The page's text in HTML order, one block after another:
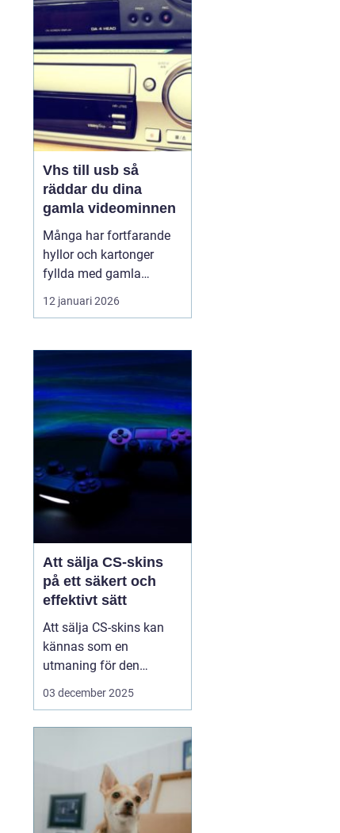
Vhs till usb så
räddar du dina
gamla videominnen
Många har fortfarande
hyllor och kartonger
fyllda med gamla
videoband. Bröllop,
skolavslutningar,
vardagsklipp från 80-
och 90-talet ligger kvar
på kassetter som knappt
går att spela upp längre.
Samtidigt försvinner
fungerande videos...
12 januari 2026
Att sälja CS-skins
på ett säkert och
effektivt sätt
Att sälja CS-skins kan
kännas som en
utmaning för den
oinvigde, men med rätt
skins, eller Counter-
Strike: Global Offensive
(CS:GO) skins, &...
03 december 2025